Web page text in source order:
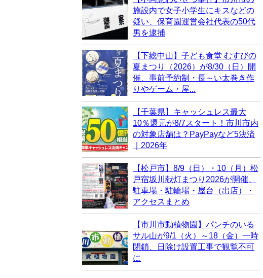
施設内で女子小学生にキスなどの
疑い、保育園運営会社代表の50代
男を逮捕
【下総中山】子ども食堂 むすびの
夏まつり（2026）が8/30（日）開
催、事前予約制・長～い太巻き作
りやゲーム・屋...
【千葉県】キャッシュレス最大
10％還元が8/7スタート！市川市内
の対象店舗は？PayPayなど5決済
｜2026年
【松戸市】8/9（日）・10（月）松
戸宿坂川献灯まつり2026が開催、
駐車場・駐輪場・屋台（出店）・
アクセスまとめ
【市川市動植物園】パンチのいる
サル山が9/1（火）～18（金）一時
閉鎖、日除け設置工事で観覧不可
に